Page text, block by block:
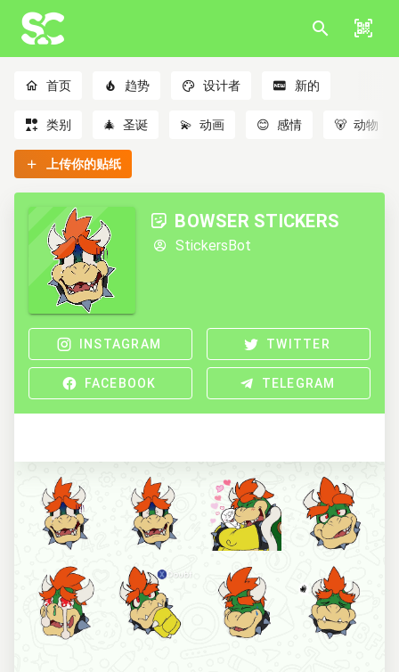
首页 趋势 设计者 新的
类别 🎄 圣诞 💫 动画 😊 感情 🐻 动物
上传你的贴纸
BOWSER STICKERS
StickersBot
INSTAGRAM TWITTER
FACEBOOK TELEGRAM